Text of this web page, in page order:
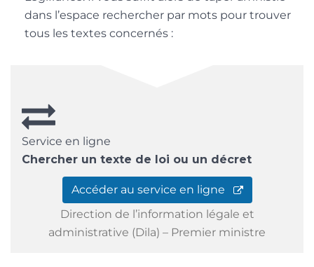
dans l’espace rechercher par mots pour trouver
tous les textes concernés :
Service en ligne
Chercher un texte de loi ou un décret
Accéder au service en ligne
Direction de l’information légale et
administrative (Dila) – Premier ministre